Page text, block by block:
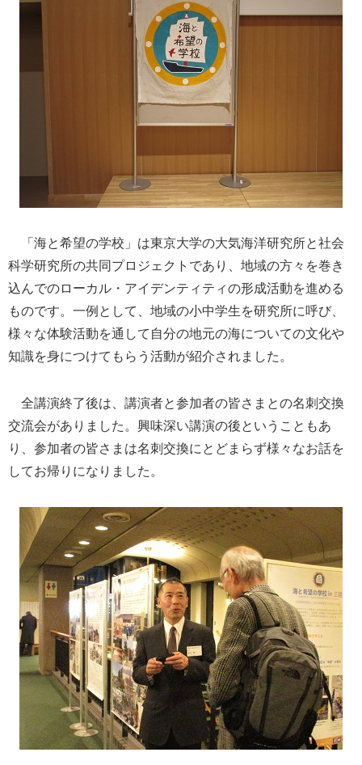
「海と希望の学校」は東京大学の大気海洋研究所と社会
科学研究所の共同プロジェクトであり、地域の方々を巻き
込んでのローカル・アイデンティティの形成活動を進める
ものです。一例として、地域の小中学生を研究所に呼び、
様々な体験活動を通して自分の地元の海についての文化や
知識を身につけてもらう活動が紹介されました。
全講演終了後は、講演者と参加者の皆さまとの名刺交換
交流会がありました。興味深い講演の後ということもあ
り、参加者の皆さまは名刺交換にとどまらず様々なお話を
してお帰りになりました。